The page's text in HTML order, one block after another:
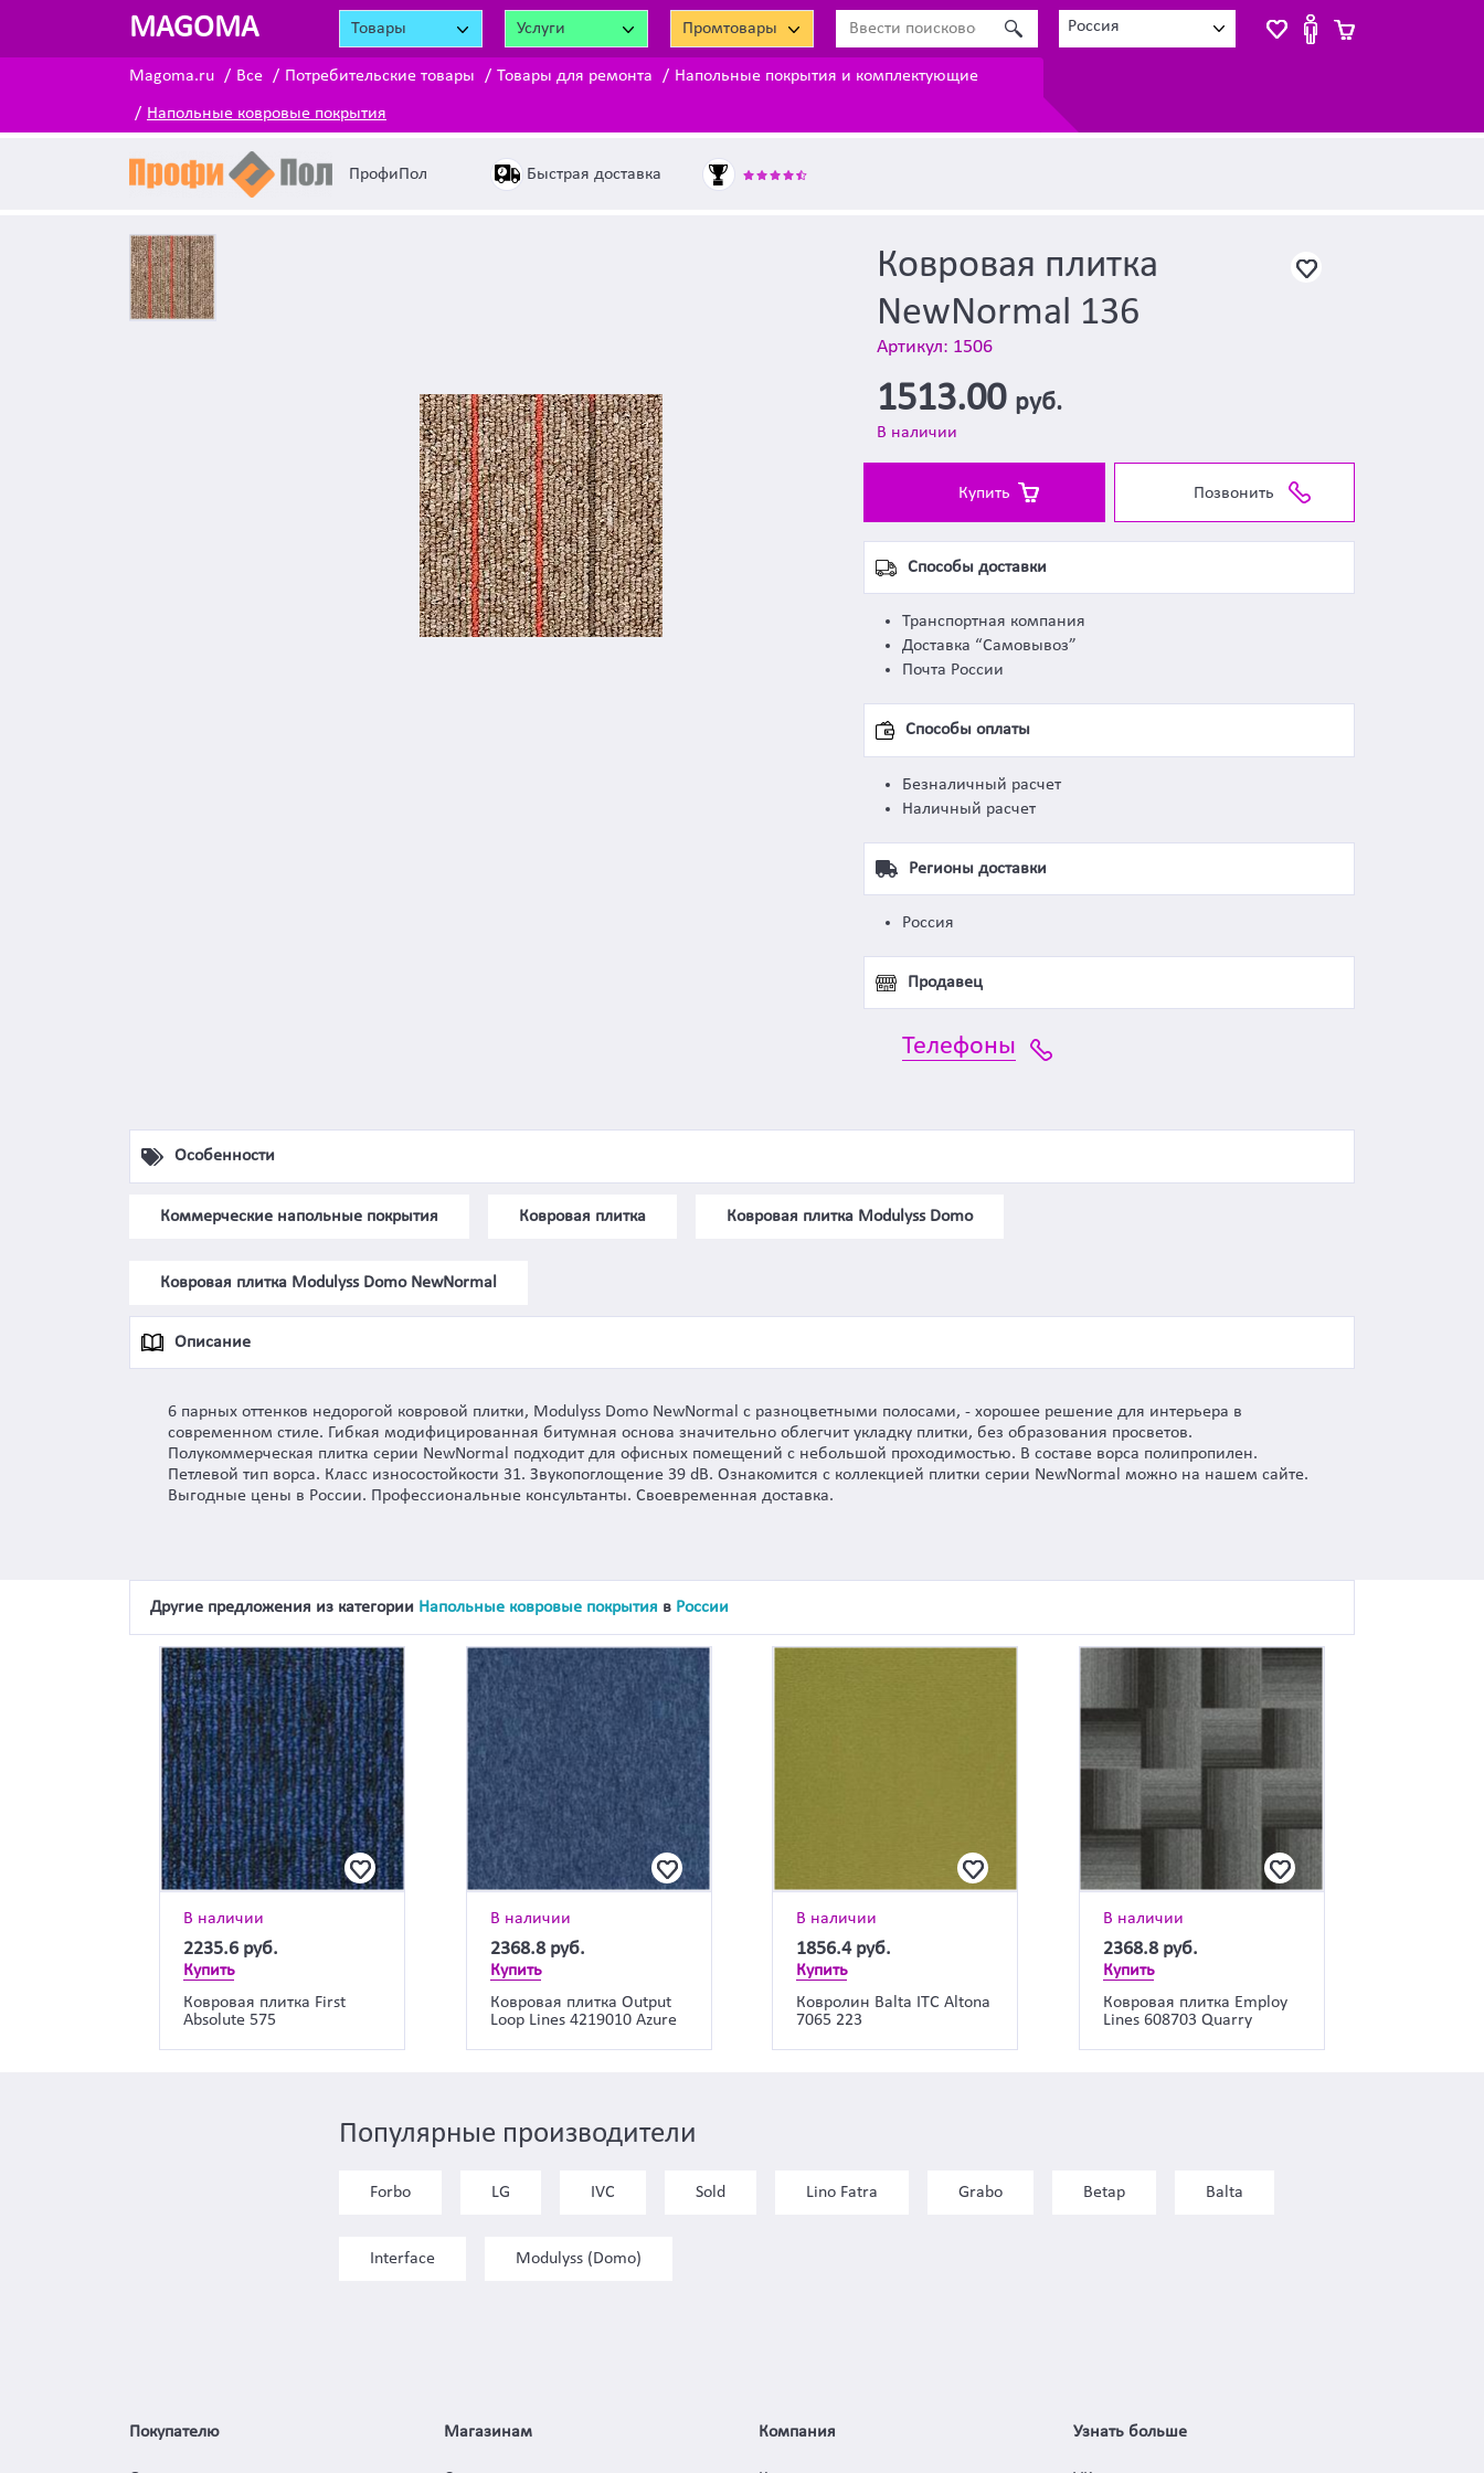
MAGOMA Товары Услуги Промтовары Россия
Magoma.ru Все Потребительские товары Товары для ремонта Напольные покрытия и комплектующие
Напольные ковровые покрытия
ПрофиПол Быстрая доставка
Ковровая плитка
NewNormal 136
Артикул: 1506
1513.00 руб.
В наличии
Купить Позвонить
Способы доставки
Транспортная компания
Доставка “Самовывоз”
Почта России
Способы оплаты
Безналичный расчет
Наличный расчет
Регионы доставки
Россия
Продавец
Телефоны
Особенности
Коммерческие напольные покрытия Ковровая плитка Ковровая плитка Modulyss Domo
Ковровая плитка Modulyss Domo NewNormal
Описание
6 парных оттенков недорогой ковровой плитки, Modulyss Domo NewNormal с разноцветными полосами, - хорошее решение для интерьера в
современном стиле. Гибкая модифицированная битумная основа значительно облегчит укладку плитки, без образования просветов.
Полукоммерческая плитка серии NewNormal подходит для офисных помещений с небольшой проходимостью. В составе ворса полипропилен.
Петлевой тип ворса. Класс износостойкости 31. Звукопоглощение 39 dB. Ознакомится с коллекцией плитки серии NewNormal можно на нашем сайте.
Выгодные цены в России. Профессиональные консультанты. Своевременная доставка.
Другие предложения из категории Напольные ковровые покрытия в России
В наличии
2235.6 руб.
Купить
Ковровая плитка First
Absolute 575
В наличии
2368.8 руб.
Купить
Ковровая плитка Output
Loop Lines 4219010 Azure
В наличии
1856.4 руб.
Купить
Ковролин Balta ITC Altona
7065 223
В наличии
2368.8 руб.
Купить
Ковровая плитка Employ
Lines 608703 Quarry
Популярные производители
Forbo LG IVC Sold Lino Fatra Grabo Betap Balta
Interface Modulyss (Domo)
Покупателю Магазинам Компания Узнать больше